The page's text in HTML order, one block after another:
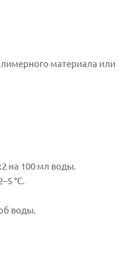
материала или
на 100 мл воды.
°С.
воды.